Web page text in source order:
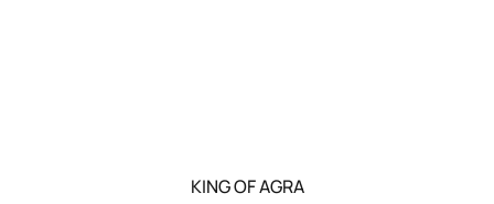
KING OF AGRA